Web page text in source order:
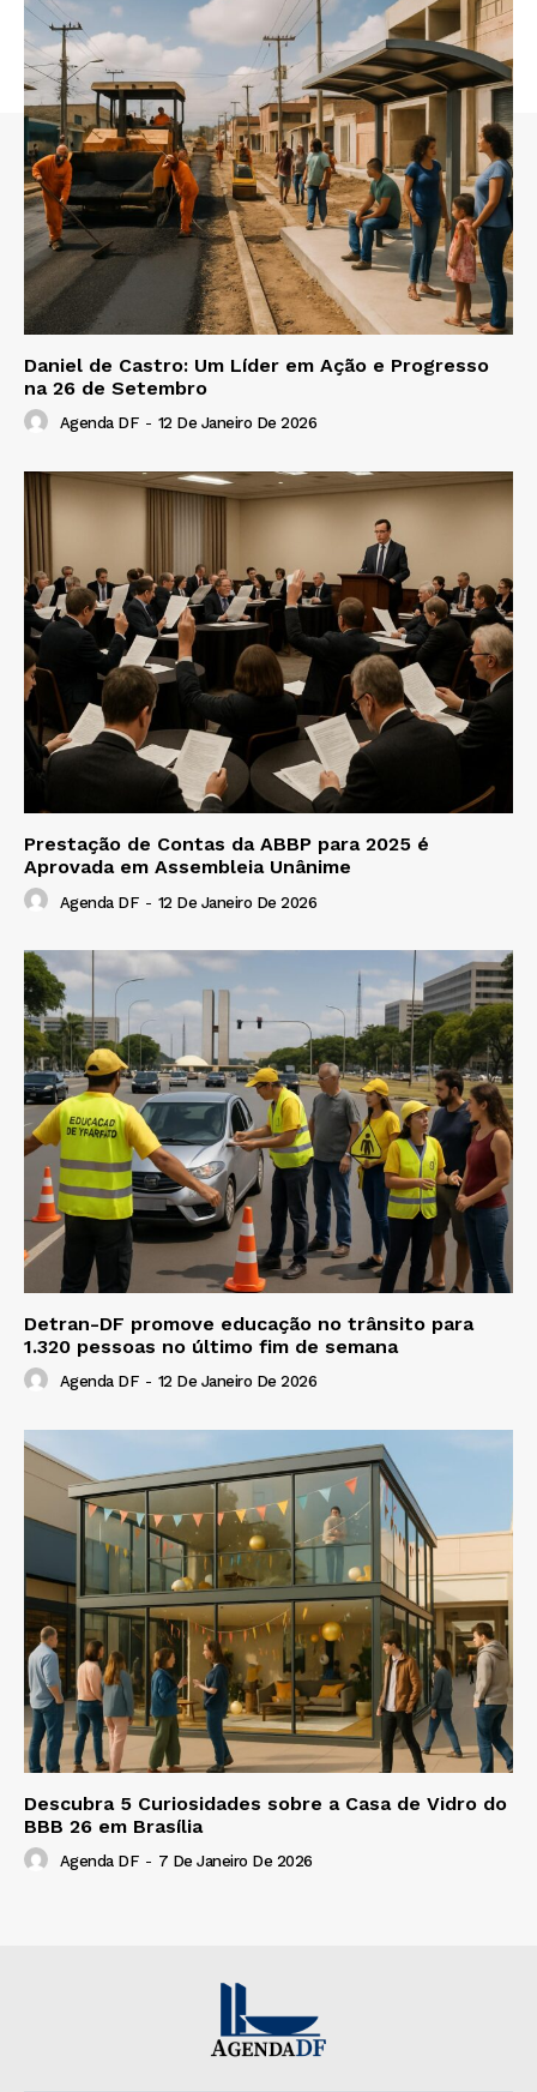
Daniel de Castro: Um Líder em Ação e Progresso
na 26 de Setembro
Agenda DF - 12 De Janeiro De 2026
Prestação de Contas da ABBP para 2025 é
Aprovada em Assembleia Unânime
Agenda DF - 12 De Janeiro De 2026
Detran-DF promove educação no trânsito para
1.320 pessoas no último fim de semana
Agenda DF - 12 De Janeiro De 2026
Descubra 5 Curiosidades sobre a Casa de Vidro do
BBB 26 em Brasília
Agenda DF - 7 De Janeiro De 2026